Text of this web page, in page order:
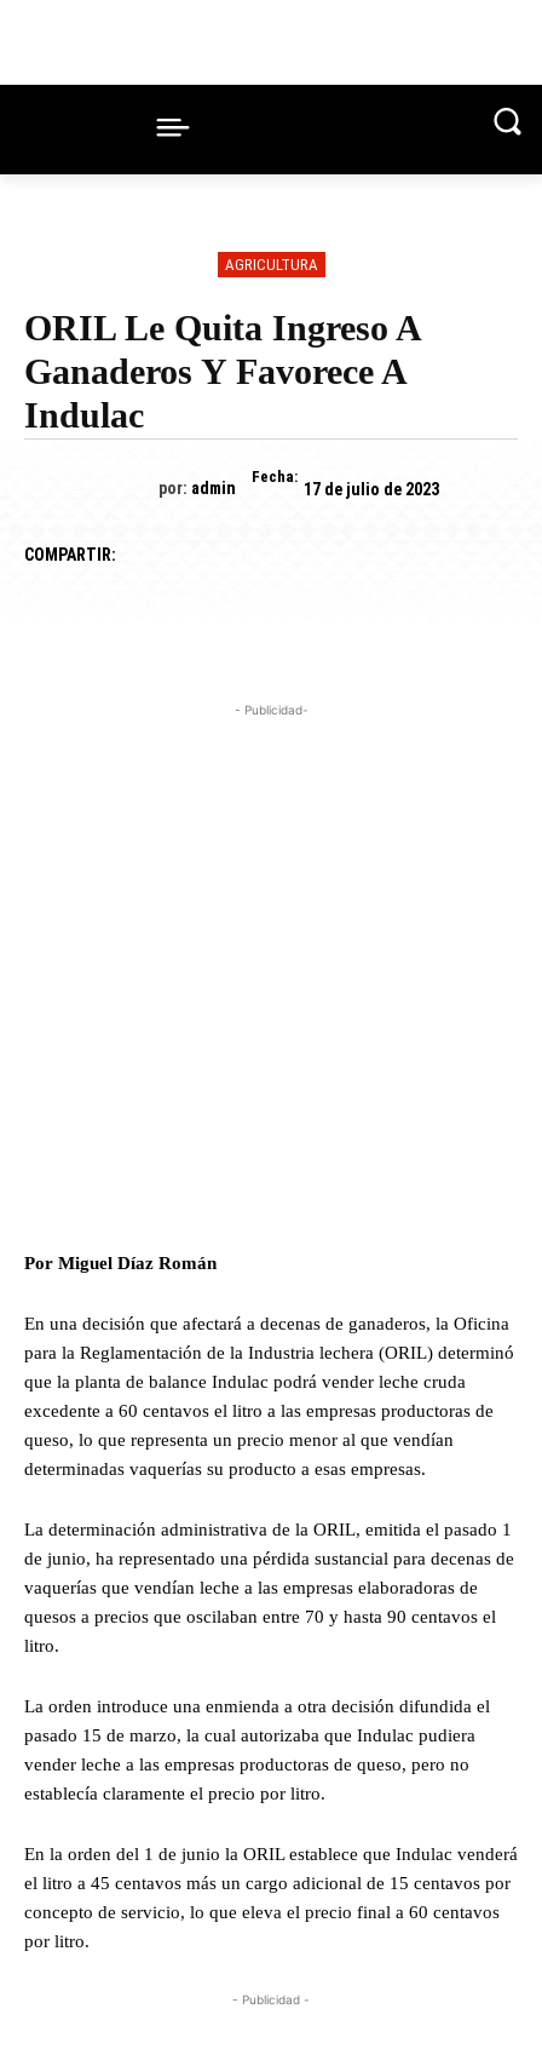
AGRICULTURA
ORIL Le Quita Ingreso A
Ganaderos Y Favorece A
Indulac
por: admin
Fecha:
17 de julio de 2023
COMPARTIR:
- Publicidad-
Por Miguel Díaz Román
En una decisión que afectará a decenas de ganaderos, la Oficina
para la Reglamentación de la Industria lechera (ORIL) determinó
que la planta de balance Indulac podrá vender leche cruda
excedente a 60 centavos el litro a las empresas productoras de
queso, lo que representa un precio menor al que vendían
determinadas vaquerías su producto a esas empresas.
La determinación administrativa de la ORIL, emitida el pasado 1
de junio, ha representado una pérdida sustancial para decenas de
vaquerías que vendían leche a las empresas elaboradoras de
quesos a precios que oscilaban entre 70 y hasta 90 centavos el
litro.
La orden introduce una enmienda a otra decisión difundida el
pasado 15 de marzo, la cual autorizaba que Indulac pudiera
vender leche a las empresas productoras de queso, pero no
establecía claramente el precio por litro.
En la orden del 1 de junio la ORIL establece que Indulac venderá
el litro a 45 centavos más un cargo adicional de 15 centavos por
concepto de servicio, lo que eleva el precio final a 60 centavos
por litro.
- Publicidad -